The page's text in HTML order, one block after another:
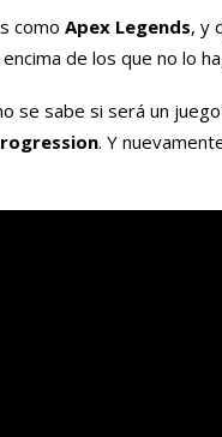
como Apex Legends, y
de los que no lo
se sabe si será un
. Y